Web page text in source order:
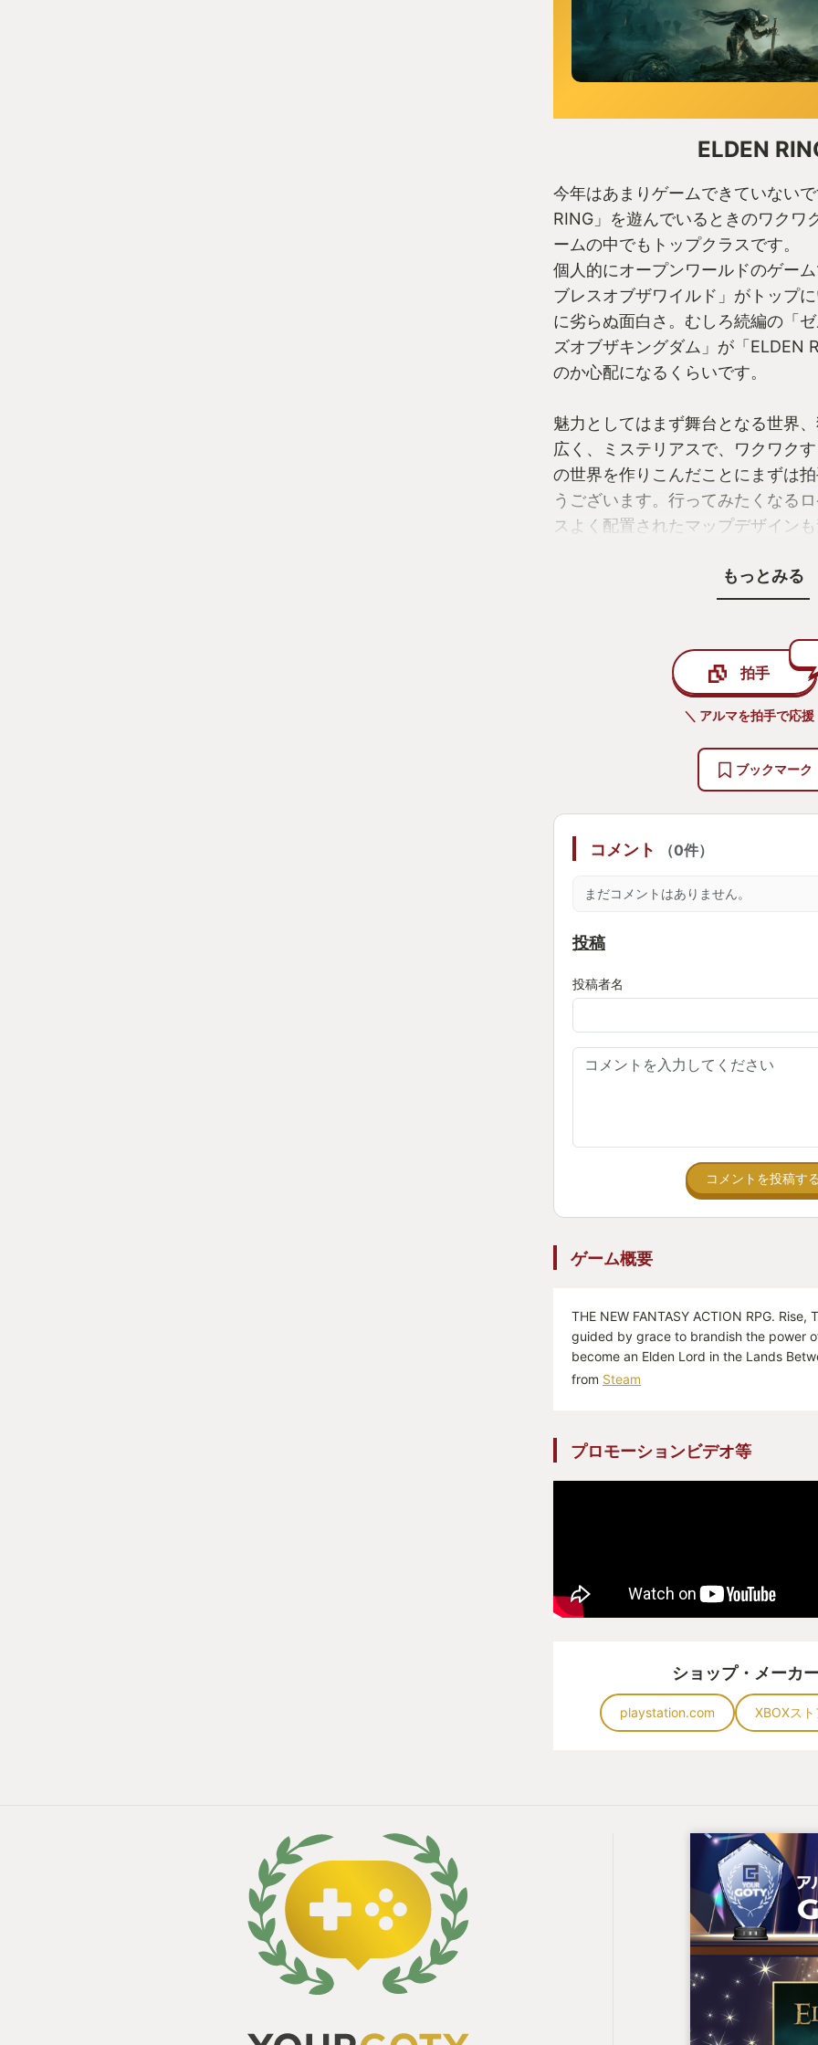
ELDEN
今年はあまりゲームできていない
RING」を遊んでいるときのワクワ
ームの中でもトップクラスです。
個人的にオープンワールドのゲー
ブレスオブザワイルド」がトップ
に劣らぬ面白さ。むしろ続編の「
ズオブザキングダム」が「ELDEN
のか心配になるくらいです。
魅力としてはまず舞台となる世界
広く、ミステリアスで、ワクワク
の世界を作りこんだことにまずは
うございます。行ってみたくなる
スよく配置されたマップデザインも
しょうか。このゲームは雰囲気が
なり強く、常に緊張感があります
す。しかしその重い選択が楽しい
感覚を強くしていると思います。
どう進むか、どうキャラクターを
くっつけることで実現していたのは
もちろんソウルシリーズ伝統の、
今年はやっぱりエルデンリングの
ていません。
ました。本家GOTYを受賞したのを
が、ストーリーも抽象的かつ大筋
年の瀬にまた夢中にさせてくれた
2023年も引き続きクリアまで頑張
もっとみる
拍手
＼ アルマを拍手で応援
ブックマーク
コメント （0件）
まだコメントはありません。
投稿
投稿者名
コメントを投稿する
ゲーム概要
THE NEW FANTASY ACTION RPG. Rise,
guided by grace to brandish the power
become an Elden Lord in the Lands
from Steam
プロモーションビデオ等
ショップ・メーカ
playstation.com XBOXスト